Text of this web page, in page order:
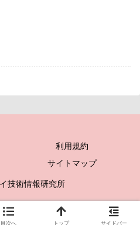
利用規約
サイトマップ
技術情報研究所
目次へ トップ サイドバー